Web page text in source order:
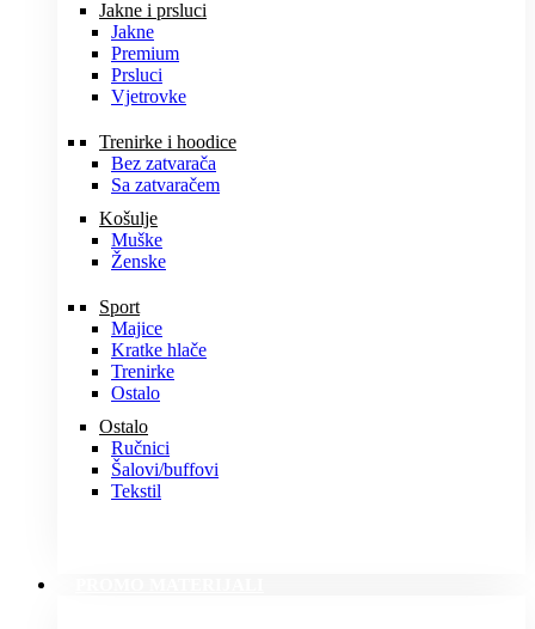
Jakne i prsluci
Jakne
Premium
Prsluci
Vjetrovke
Trenirke i hoodice
Bez zatvarača
Sa zatvaračem
Košulje
Muške
Ženske
Sport
Majice
Kratke hlače
Trenirke
Ostalo
Ostalo
Ručnici
Šalovi/buffovi
Tekstil